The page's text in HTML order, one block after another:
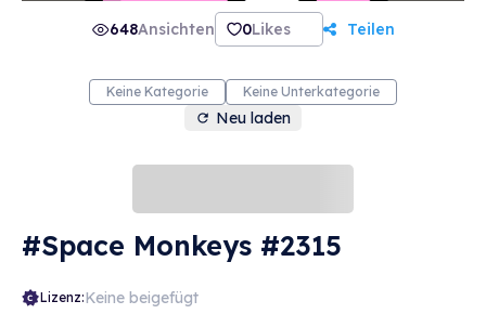
648Ansichten 0Likes Teilen
Keine Kategorie Keine Unterkategorie
Neu laden
#Space Monkeys #2315
Lizenz:Keine beigefügt